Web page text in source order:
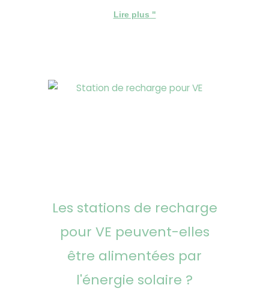
Lire plus "
Les stations de recharge
pour VE peuvent-elles
être alimentées par
l'énergie solaire ?